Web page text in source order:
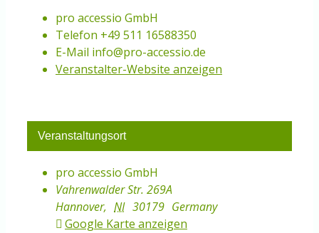
pro accessio GmbH
Telefon +49 511 16588350
E-Mail info@pro-accessio.de
Veranstalter-Website anzeigen
Veranstaltungsort
pro accessio GmbH
Vahrenwalder Str. 269A
Hannover, NI 30179 Germany
Google Karte anzeigen